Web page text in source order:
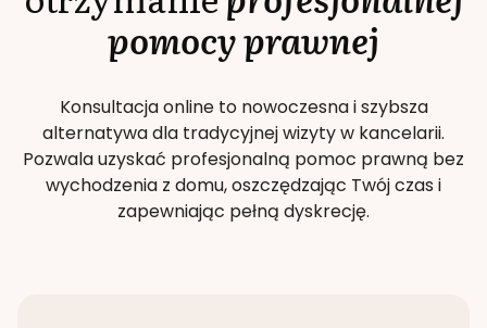
pomocy prawnej
Konsultacja online to nowoczesna i szybsza
alternatywa dla tradycyjnej wizyty w kancelarii.
Pozwala uzyskać profesjonalną pomoc prawną bez
wychodzenia z domu, oszczędzając Twój czas i
zapewniając pełną dyskrecję.